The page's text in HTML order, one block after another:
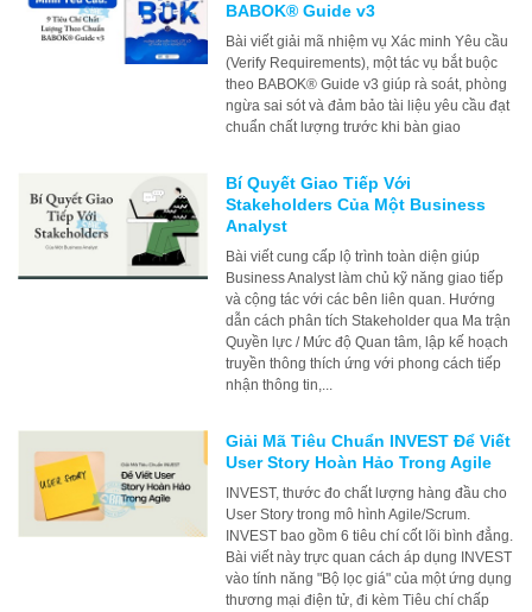
BABOK® Guide v3
Bài viết giải mã nhiệm vụ Xác minh Yêu cầu
(Verify Requirements), một tác vụ bắt buộc
theo BABOK® Guide v3 giúp rà soát, phòng
ngừa sai sót và đảm bảo tài liệu yêu cầu đạt
chuẩn chất lượng trước khi bàn giao
Bí Quyết Giao Tiếp Với
Stakeholders Của Một Business
Analyst
Bài viết cung cấp lộ trình toàn diện giúp
Business Analyst làm chủ kỹ năng giao tiếp
và cộng tác với các bên liên quan. Hướng
dẫn cách phân tích Stakeholder qua Ma trận
Quyền lực / Mức độ Quan tâm, lập kế hoạch
truyền thông thích ứng với phong cách tiếp
nhận thông tin,...
Giải Mã Tiêu Chuẩn INVEST Để Viết
User Story Hoàn Hảo Trong Agile
INVEST, thước đo chất lượng hàng đầu cho
User Story trong mô hình Agile/Scrum.
INVEST bao gồm 6 tiêu chí cốt lõi bình đẳng.
Bài viết này trực quan cách áp dụng INVEST
vào tính năng "Bộ lọc giá" của một ứng dụng
thương mại điện tử, đi kèm Tiêu chí chấp